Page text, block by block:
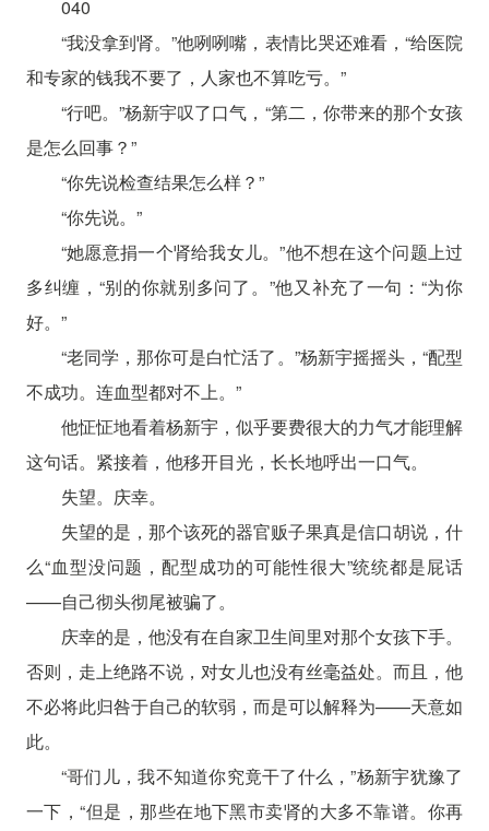
040
“我没拿到肾。”他咧咧嘴，表情比哭还难看，“给医院
和专家的钱我不要了，人家也不算吃亏。”
“行吧。”杨新宇叹了口气，“第二，你带来的那个女孩
是怎么回事？”
“你先说检查结果怎么样？”
“你先说。”
“她愿意捐一个肾给我女儿。”他不想在这个问题上过
多纠缠，“别的你就别多问了。”他又补充了一句：“为你
好。”
“老同学，那你可是白忙活了。”杨新宇摇摇头，“配型
不成功。连血型都对不上。”
他怔怔地看着杨新宇，似乎要费很大的力气才能理解
这句话。紧接着，他移开目光，长长地呼出一口气。
失望。庆幸。
失望的是，那个该死的器官贩子果真是信口胡说，什
么“血型没问题，配型成功的可能性很大”统统都是屁话
——自己彻头彻尾被骗了。
庆幸的是，他没有在自家卫生间里对那个女孩下手。
否则，走上绝路不说，对女儿也没有丝毫益处。而且，他
不必将此归咎于自己的软弱，而是可以解释为——天意如
此。
“哥们儿，我不知道你究竟干了什么，”杨新宇犹豫了
一下，“但是，那些在地下黑市卖肾的大多不靠谱。你再